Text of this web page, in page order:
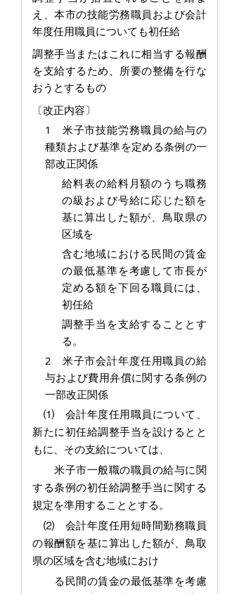
え、本市の技能労務職員および会計
年度任用職員についても初任給
調整手当またはこれに相当する報酬
を支給するため、所要の整備を行な
おうとするもの
〔改正内容〕
1 米子市技能労務職員の給与の
種類および基準を定める条例の一
部改正関係
給料表の給料月額のうち職務
の級および号給に応じた額を
基に算出した額が、鳥取県の
区域を
含む地域における民間の賃金
の最低基準を考慮して市長が
定める額を下回る職員には、
初任給
調整手当を支給することとす
る。
2 米子市会計年度任用職員の給
与および費用弁償に関する条例の
一部改正関係
⑴ 会計年度任用職員について、
新たに初任給調整手当を設けるとと
もに、その支給については、
米子市一般職の職員の給与に関
する条例の初任給調整手当に関する
規定を準用することとする。
⑵ 会計年度任用短時間勤務職員
の報酬額を基に算出した額が、鳥取
県の区域を含む地域におけ
る民間の賃金の最低基準を考慮